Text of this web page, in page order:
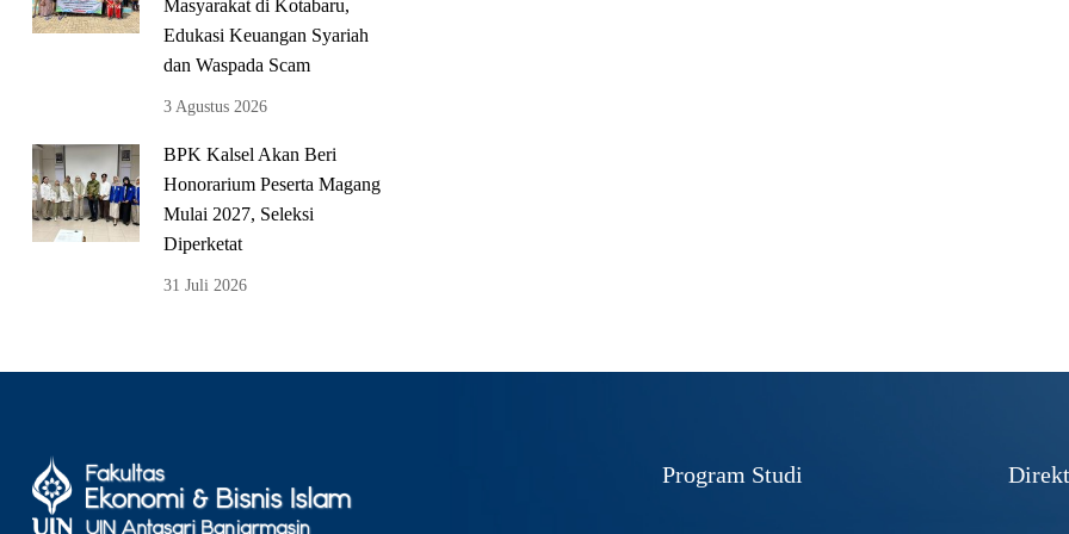
Masyarakat di Kotabaru,
Edukasi Keuangan Syariah
dan Waspada Scam
3 Agustus 2026
BPK Kalsel Akan Beri
Honorarium Peserta Magang
Mulai 2027, Seleksi
Diperketat
31 Juli 2026
Program Studi